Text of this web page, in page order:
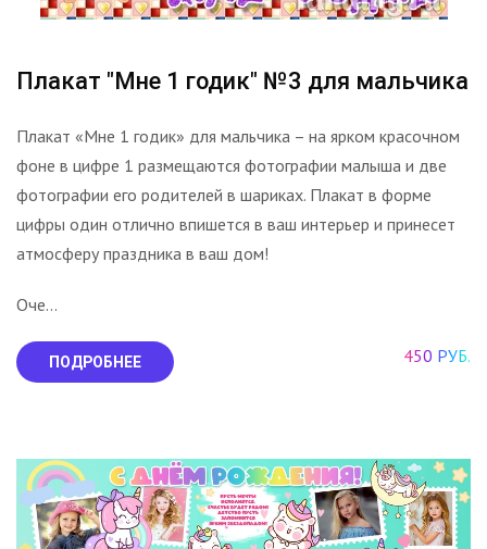
Плакат "Мне 1 годик" №3 для мальчика
Плакат «Мне 1 годик» для мальчика – на ярком красочном
фоне в цифре 1 размещаются фотографии малыша и две
фотографии его родителей в шариках. Плакат в форме
цифры один отлично впишется в ваш интерьер и принесет
атмосферу праздника в ваш дом!
Оче...
ПОДРОБНЕЕ 450 РУБ.